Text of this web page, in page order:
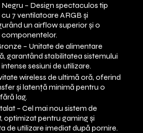
– Design spectaculos tip
7 ventilatoare ARGB și
un airflow superior și o
– Unitate de alimentare
garantând stabilitatea sistemului
sesiuni de utilizare.
wireless de ultimă oră, oferind
și latență minimă pentru o
lag.
– Cel mai nou sistem de
optimizat pentru gaming și
de utilizare imediat după pornire.